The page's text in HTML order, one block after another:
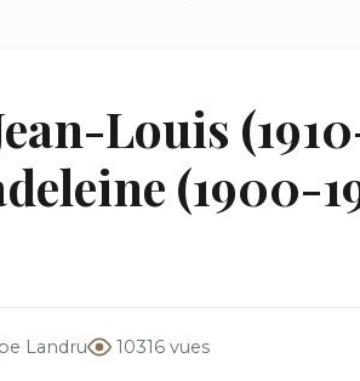
Louis
(1900-
Landru 10316 vues